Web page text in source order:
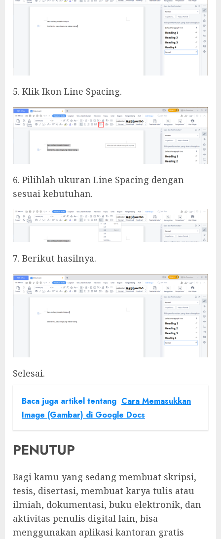
5. Klik Ikon Line Spacing.
6. Pilihlah ukuran Line Spacing dengan
sesuai kebutuhan.
7. Berikut hasilnya.
Selesai.
Baca juga artikel tentang Cara Memasukkan
Image (Gambar) di Google Docs
PENUTUP
Bagi kamu yang sedang membuat skripsi,
tesis, disertasi, membuat karya tulis atau
ilmiah, dokumentasi, buku elektronik, dan
aktivitas penulis digital lain, bisa
menggunakan aplikasi kantoran gratis